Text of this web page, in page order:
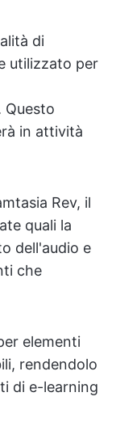
di
utilizzato per
Questo
in attività
Rev, il
quali la
dell'audio e
che
elementi
rendendolo
di e-learning